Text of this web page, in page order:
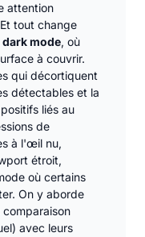
attention
tout change
dark mode, où
à couvrir.
qui décortiquent
détectables et la
liés au
de
à l'œil nu,
étroit,
où certains
On y aborde
avec leurs